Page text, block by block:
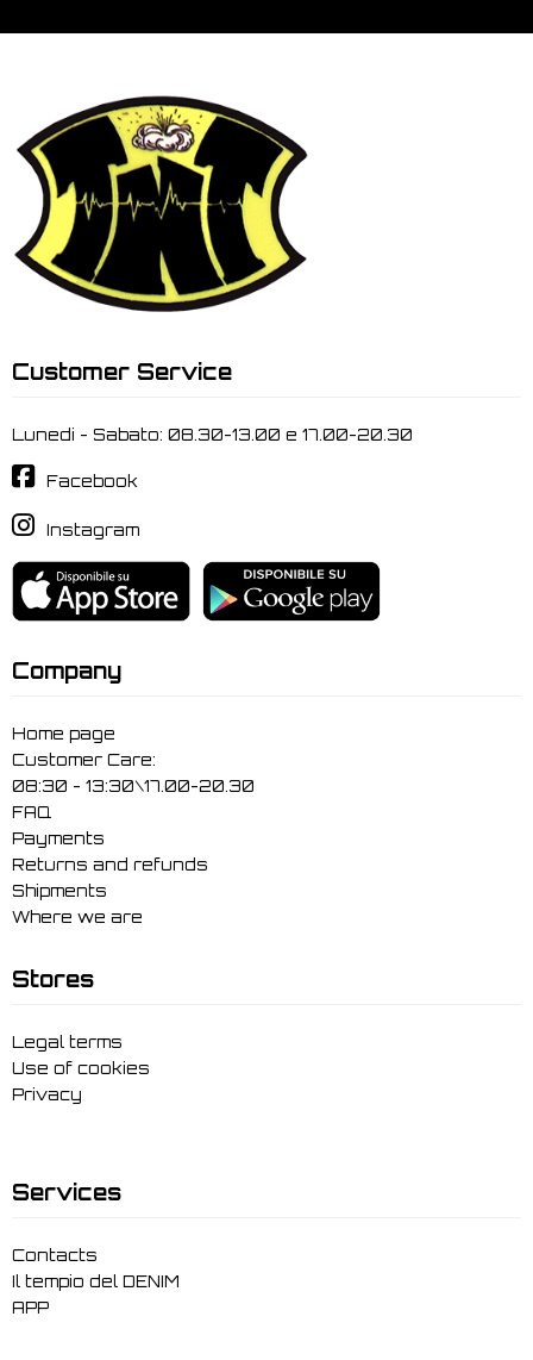
Customer Service
Lunedi - Sabato: 08.30-13.00 e 17.00-20.30
Facebook
Instagram
Company
Home page
Customer Care:
08:30 - 13:30\17.00-20.30
FAQ
Payments
Returns and refunds
Shipments
Where we are
Stores
Legal terms
Use of cookies
Privacy
Services
Contacts
Il tempio del DENIM
APP